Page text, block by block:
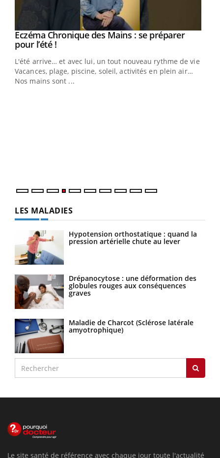
Youtube
Eczéma Chronique des Mains : se préparer
pour l’été !Youtube
L'été arrive… et avec lui, un tout nouveau rythme de vie !
Vacances, plage, piscine, soleil, activités en plein air…
Nos mains sont ...
LES MALADIES
Hypotension orthostatique : quand la
pression artérielle chute au lever
Drépanocytose : une déformation des
globules rouges aux conséquences
graves
Maladie de Charcot (Sclérose latérale
amyotrophique)
Le site santé de référence avec chaque jour toute l'actualité